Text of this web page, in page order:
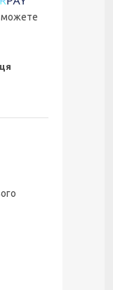
можете